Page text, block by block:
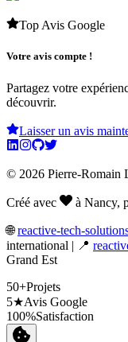
Top Avis Google
Votre avis compte !
Partagez votre
découvrir.
Laisser un avis
© 2026 Pierre-Romain
Créé avec à Nancy,
🌐reactive-tech-
international | 📍
Grand Est
50+Projets
5★Avis Google
100%Satisfaction